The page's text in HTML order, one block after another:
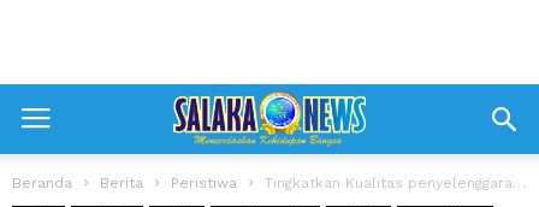
Beranda Berita Peristiwa Tingkatkan Kualitas penyelenggaraan Pemilu, PPK Cadasari Gelar Bimtek Mutungsura